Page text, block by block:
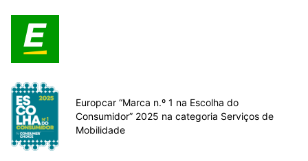
Europcar “Marca n.º 1 na Escolha do
Consumidor” 2025 na categoria Serviços de
Mobilidade